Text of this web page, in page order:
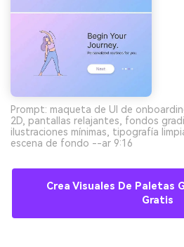
Prompt: maqueta de UI de
2D, pantallas relajantes, fondos
ilustraciones mínimas, tipografía
escena de fondo --ar 9:16
Crea Visuales De Paletas
Gratis